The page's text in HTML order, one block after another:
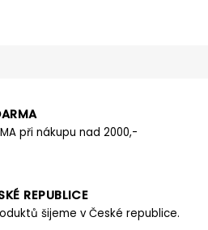
při nákupu nad 2000,-
REPUBLICE
šijeme v České republice.